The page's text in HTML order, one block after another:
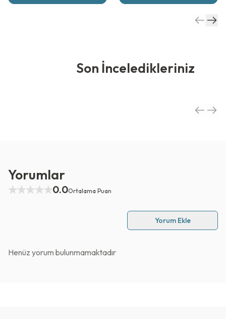
Son İnceledikleriniz
Yorumlar
0.0Ortalama Puan
Yorum Ekle
Henüz yorum bulunmamaktadır